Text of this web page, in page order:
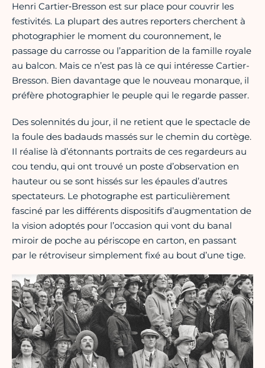
Henri Cartier‑Bresson est sur place pour couvrir les
festivités. La plupart des autres reporters cherchent à
photographier le moment du couronnement, le
passage du carrosse ou l’apparition de la famille royale
au balcon. Mais ce n’est pas là ce qui intéresse Cartier-
Bresson. Bien davantage que le nouveau monarque, il
préfère photographier le peuple qui le regarde passer.
Des solennités du jour, il ne retient que le spectacle de
la foule des badauds massés sur le chemin du cortège.
Il réalise là d’étonnants portraits de ces regardeurs au
cou tendu, qui ont trouvé un poste d’observation en
hauteur ou se sont hissés sur les épaules d’autres
spectateurs. Le photographe est particulièrement
fasciné par les différents dispositifs d’augmentation de
la vision adoptés pour l’occasion qui vont du banal
miroir de poche au périscope en carton, en passant
par le rétroviseur simplement fixé au bout d’une tige.